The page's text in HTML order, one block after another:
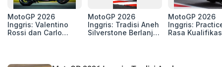
MotoGP 2026
Inggris: Valentino
Rossi dan Carlo
Bezzecchi
MotoGP 2026
Inggris: Tradisi Aneh
Silverstone Berlanjut,
MotoGP 2026
Inggris:
Rasa
Silverstone!